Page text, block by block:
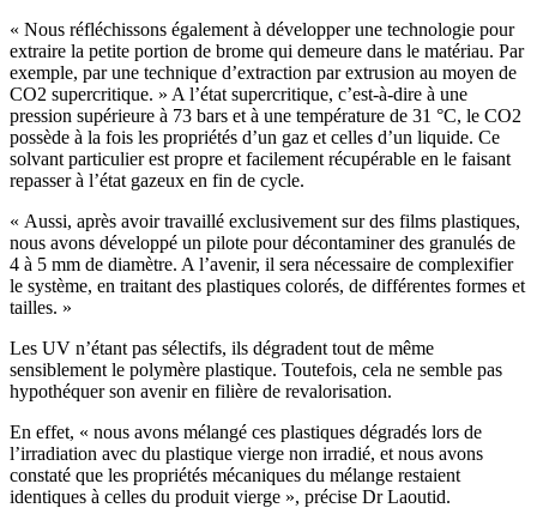
« Nous réfléchissons également à développer une technologie pour
extraire la petite portion de brome qui demeure dans le matériau. Par
exemple, par une technique d’extraction par extrusion au moyen de
CO2 supercritique. » A l’état supercritique, c’est-à-dire à une
pression supérieure à 73 bars et à une température de 31 °C, le CO2
possède à la fois les propriétés d’un gaz et celles d’un liquide. Ce
solvant particulier est propre et facilement récupérable en le faisant
repasser à l’état gazeux en fin de cycle.
« Aussi, après avoir travaillé exclusivement sur des films plastiques,
nous avons développé un pilote pour décontaminer des granulés de
4 à 5 mm de diamètre. A l’avenir, il sera nécessaire de complexifier
le système, en traitant des plastiques colorés, de différentes formes et
tailles. »
Les UV n’étant pas sélectifs, ils dégradent tout de même
sensiblement le polymère plastique. Toutefois, cela ne semble pas
hypothéquer son avenir en filière de revalorisation.
En effet, « nous avons mélangé ces plastiques dégradés lors de
l’irradiation avec du plastique vierge non irradié, et nous avons
constaté que les propriétés mécaniques du mélange restaient
identiques à celles du produit vierge », précise Dr Laoutid.